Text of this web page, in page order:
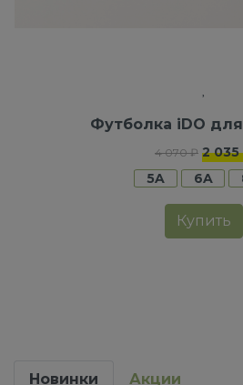
Футболка iDO
4 070 ₽ 2 035
5A
6A
Купить
Новинки Акции